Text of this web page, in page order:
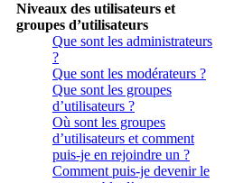
Niveaux des utilisateurs et
groupes d’utilisateurs
Que sont les administrateurs
?
Que sont les modérateurs ?
Que sont les groupes
d’utilisateurs ?
Où sont les groupes
d’utilisateurs et comment
puis-je en rejoindre un ?
Comment puis-je devenir le